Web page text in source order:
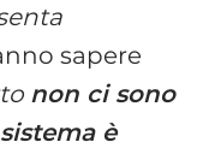
sapere
non ci sono
è